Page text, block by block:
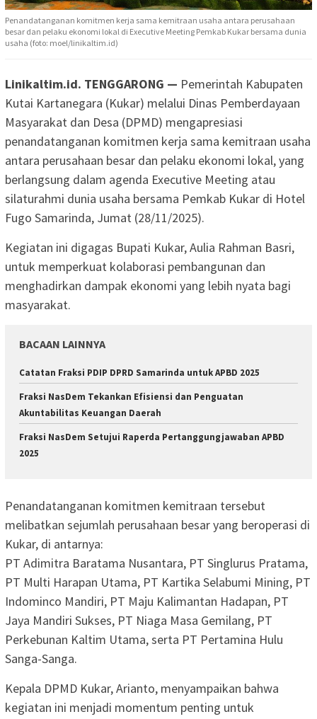
Penandatanganan komitmen kerja sama kemitraan usaha antara perusahaan
besar dan pelaku ekonomi lokal di Executive Meeting Pemkab Kukar bersama dunia
usaha (foto: moel/linikaltim.id)
Linikaltim.id. TENGGARONG — Pemerintah Kabupaten
Kutai Kartanegara (Kukar) melalui Dinas Pemberdayaan
Masyarakat dan Desa (DPMD) mengapresiasi
penandatanganan komitmen kerja sama kemitraan usaha
antara perusahaan besar dan pelaku ekonomi lokal, yang
berlangsung dalam agenda Executive Meeting atau
silaturahmi dunia usaha bersama Pemkab Kukar di Hotel
Fugo Samarinda, Jumat (28/11/2025).
Kegiatan ini digagas Bupati Kukar, Aulia Rahman Basri,
untuk memperkuat kolaborasi pembangunan dan
menghadirkan dampak ekonomi yang lebih nyata bagi
masyarakat.
BACAAN LAINNYA
Catatan Fraksi PDIP DPRD Samarinda untuk APBD 2025
Fraksi NasDem Tekankan Efisiensi dan Penguatan
Akuntabilitas Keuangan Daerah
Fraksi NasDem Setujui Raperda Pertanggungjawaban APBD
2025
Penandatanganan komitmen kemitraan tersebut
melibatkan sejumlah perusahaan besar yang beroperasi di
Kukar, di antarnya:
PT Adimitra Baratama Nusantara, PT Singlurus Pratama,
PT Multi Harapan Utama, PT Kartika Selabumi Mining, PT
Indominco Mandiri, PT Maju Kalimantan Hadapan, PT
Jaya Mandiri Sukses, PT Niaga Masa Gemilang, PT
Perkebunan Kaltim Utama, serta PT Pertamina Hulu
Sanga-Sanga.
Kepala DPMD Kukar, Arianto, menyampaikan bahwa
kegiatan ini menjadi momentum penting untuk